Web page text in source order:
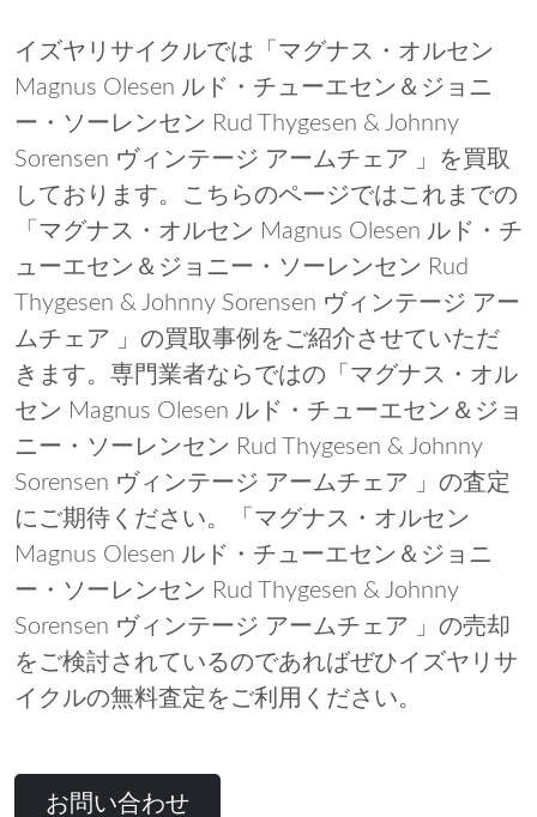
イズヤリサイクルでは「マグナス・オルセン
Magnus Olesen ルド・チューエセン＆ジョニ
ー・ソーレンセン Rud Thygesen & Johnny
Sorensen ヴィンテージ アームチェア 」を買取
しております。こちらのページではこれまでの
「マグナス・オルセン Magnus Olesen ルド・チ
ューエセン＆ジョニー・ソーレンセン Rud
Thygesen & Johnny Sorensen ヴィンテージ アー
ムチェア 」の買取事例をご紹介させていただ
きます。専門業者ならではの「マグナス・オル
セン Magnus Olesen ルド・チューエセン＆ジョ
ニー・ソーレンセン Rud Thygesen & Johnny
Sorensen ヴィンテージ アームチェア 」の査定
にご期待ください。「マグナス・オルセン
Magnus Olesen ルド・チューエセン＆ジョニ
ー・ソーレンセン Rud Thygesen & Johnny
Sorensen ヴィンテージ アームチェア 」の売却
をご検討されているのであればぜひイズヤリサ
イクルの無料査定をご利用ください。
お問い合わせ